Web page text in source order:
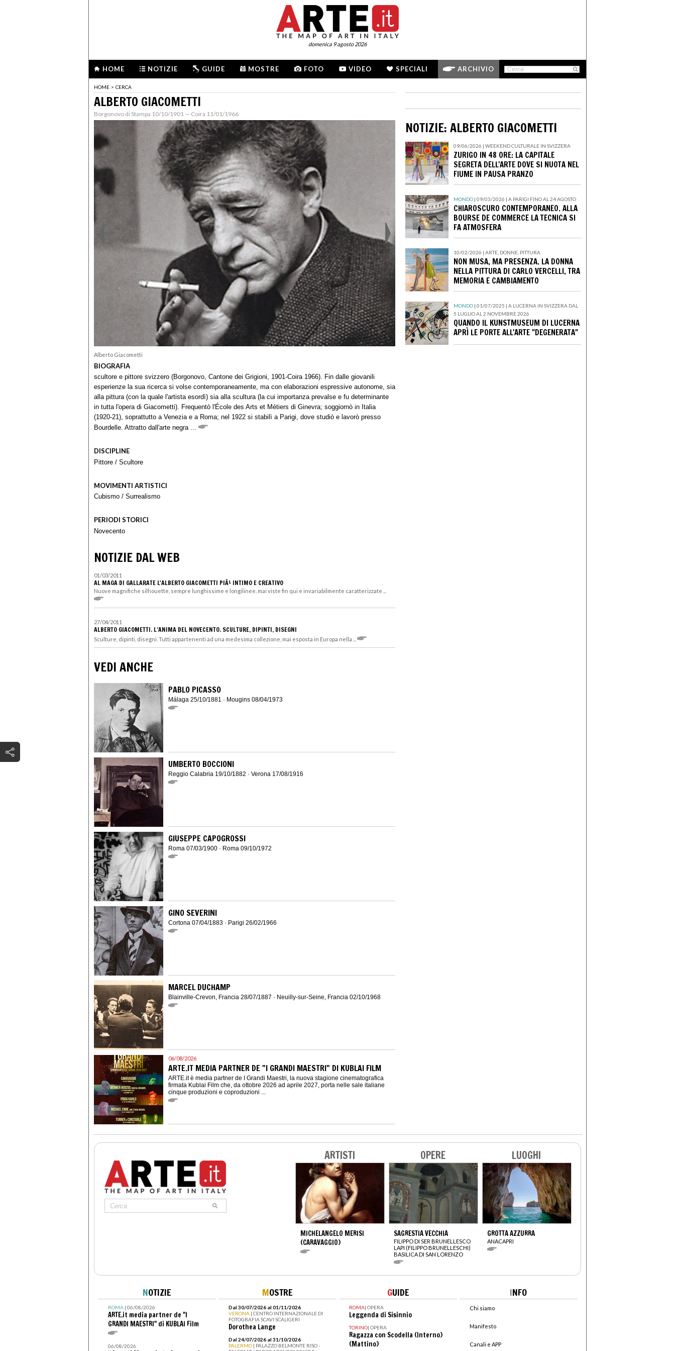
domenica 9 agosto 2026
HOME NOTIZIE GUIDE MOSTRE FOTO VIDEO SPECIALI ARCHIVIO
HOME > CERCA
ALBERTO GIACOMETTI
Borgonovo di Stampa 10/10/1901 — Coira 11/01/1966
Alberto Giacometti
BIOGRAFIA
scultore e pittore svizzero (Borgonovo, Cantone dei Grigioni, 1901-Coira 1966). Fin dalle giovanili
esperienze la sua ricerca si volse contemporaneamente, ma con elaborazioni espressive autonome, sia
alla pittura (con la quale l'artista esordì) sia alla scultura (la cui importanza prevalse e fu determinante
in tutta l'opera di Giacometti). Frequentò l'École des Arts et Métiers di Ginevra; soggiornò in Italia
(1920-21), soprattutto a Venezia e a Roma; nel 1922 si stabilì a Parigi, dove studiò e lavorò presso
Bourdelle. Attratto dall'arte negra ...
DISCIPLINE
Pittore / Scultore
MOVIMENTI ARTISTICI
Cubismo / Surrealismo
PERIODI STORICI
Novecento
NOTIZIE DAL WEB
01/03/2011
AL MAGA DI GALLARATE L'ALBERTO GIACOMETTI PIÃ¹ INTIMO E CREATIVO
Nuove magnifiche silhouette, sempre lunghissime e longilinee, mai viste fin qui e invariabilmente caratterizzate ...
27/04/2011
ALBERTO GIACOMETTI. L’ANIMA DEL NOVECENTO. SCULTURE, DIPINTI, DISEGNI
Sculture, dipinti, disegni. Tutti appartenenti ad una medesima collezione, mai esposta in Europa nella ...
VEDI ANCHE
PABLO PICASSO
Málaga 25/10/1881 · Mougins 08/04/1973
UMBERTO BOCCIONI
Reggio Calabria 19/10/1882 · Verona 17/08/1916
GIUSEPPE CAPOGROSSI
Roma 07/03/1900 · Roma 09/10/1972
GINO SEVERINI
Cortona 07/04/1883 · Parigi 26/02/1966
MARCEL DUCHAMP
Blainville-Crevon, Francia 28/07/1887 · Neuilly-sur-Seine, Francia 02/10/1968
06/08/2026
ARTE.IT MEDIA PARTNER DE "I GRANDI MAESTRI" DI KUBLAI FILM
ARTE.it è media partner de I Grandi Maestri, la nuova stagione cinematografica
firmata Kublai Film che, da ottobre 2026 ad aprile 2027, porta nelle sale italiane
cinque produzioni e coproduzioni ...
NOTIZIE: ALBERTO GIACOMETTI
09/06/2026 | WEEKEND CULTURALE IN SVIZZERA
ZURIGO IN 48 ORE: LA CAPITALE
SEGRETA DELL'ARTE DOVE SI NUOTA NEL
FIUME IN PAUSA PRANZO
MONDO | 09/03/2026 | A PARIGI FINO AL 24 AGOSTO
CHIAROSCURO CONTEMPORANEO. ALLA
BOURSE DE COMMERCE LA TECNICA SI
FA ATMOSFERA
10/02/2026 | ARTE, DONNE, PITTURA
NON MUSA, MA PRESENZA. LA DONNA
NELLA PITTURA DI CARLO VERCELLI, TRA
MEMORIA E CAMBIAMENTO
MONDO | 01/07/2025 | A LUCERNA IN SVIZZERA DAL
5 LUGLIO AL 2 NOVEMBRE 2026
QUANDO IL KUNSTMUSEUM DI LUCERNA
APRÌ LE PORTE ALL'ARTE "DEGENERATA"
ARTISTI
MICHELANGELO MERISI
(CARAVAGGIO)
OPERE
SAGRESTIA VECCHIA
FILIPPO DI SER BRUNELLESCO
LAPI (FILIPPO BRUNELLESCHI)
BASILICA DI SAN LORENZO
LUOGHI
GROTTA AZZURRA
ANACAPRI
NOTIZIE
ROMA| 06/08/2026
ARTE.it media partner de "I
GRANDI MAESTRI" di KUBLAI Film
06/08/2026
MOSTRE
Dal 30/07/2026 al 01/11/2026
VERONA | CENTRO INTERNAZIONALE DI
FOTOGRAFIA SCAVI SCALIGERI
Dorothea Lange
Dal 24/07/2026 al 31/10/2026
PALERMO | PALAZZO BELMONTE RISO -
GUIDE
ROMA| OPERA
Leggenda di Sisinnio
TORINO| OPERA
Ragazza con Scodella (Interno)
(Mattino)
INFO
Chi siamo
Manifesto
Canali e APP